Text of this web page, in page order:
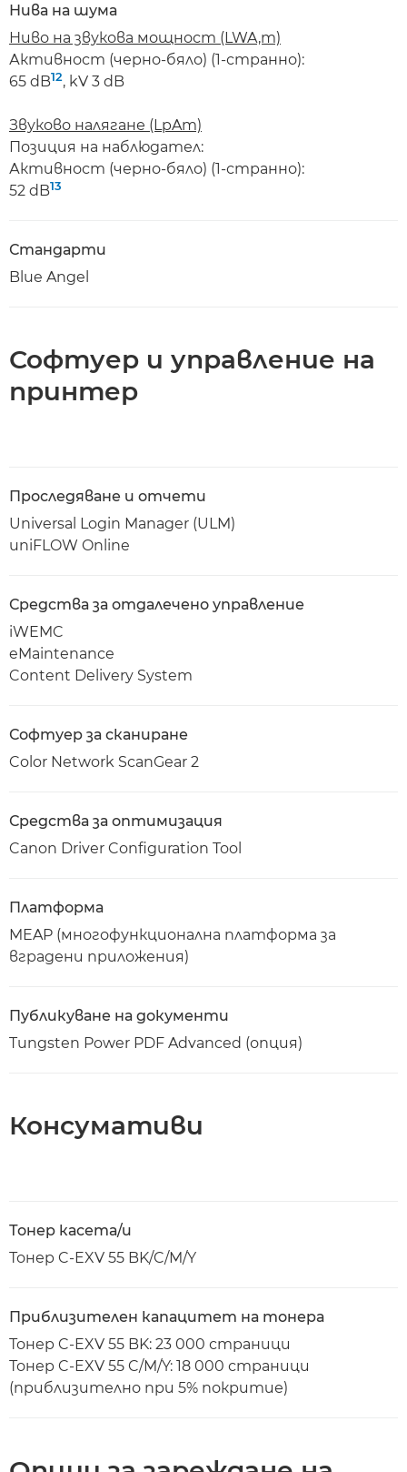
Нива на шума
Ниво на звукова мощност (LWA,m)
Активност (черно-бяло) (1-странно):
65 dB12, kV 3 dB
Звуково налягане (LpAm)
Позиция на наблюдател:
Активност (черно-бяло) (1-странно):
52 dB13
Стандарти
Blue Angel
Софтуер и управление на
принтер
Проследяване и отчети
Universal Login Manager (ULM)
uniFLOW Online
Средства за отдалечено управление
iWEMC
eMaintenance
Content Delivery System
Софтуер за сканиране
Color Network ScanGear 2
Средства за оптимизация
Canon Driver Configuration Tool
Платформа
MEAP (многофункционална платформа за
вградени приложения)
Публикуване на документи
Tungsten Power PDF Advanced (опция)
Консумативи
Тонер касета/и
Тонер C-EXV 55 BK/C/M/Y
Приблизителен капацитет на тонера
Тонер C-EXV 55 BK: 23 000 страници
Тонер C-EXV 55 C/M/Y: 18 000 страници
(приблизително при 5% покритие)